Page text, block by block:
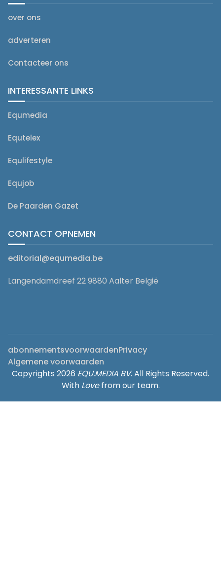
over ons
adverteren
Contacteer ons
INTERESSANTE LINKS
Equmedia
Equtelex
Equlifestyle
Equjob
De Paarden Gazet
CONTACT OPNEMEN
editorial@equmedia.be
Langendamdreef 22 9880 Aalter België
Copyrights 2026 EQU.MEDIA BV. All Rights Reserved.
With Lovefrom our team.
abonnementsvoorwaardenPrivacy
Algemene voorwaarden